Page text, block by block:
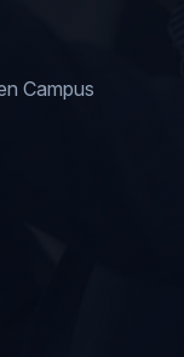
Campus